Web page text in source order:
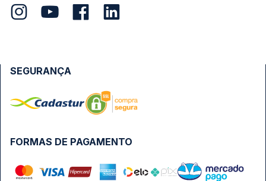
FORMAS DE PAGAMENTO
SEGURANÇA